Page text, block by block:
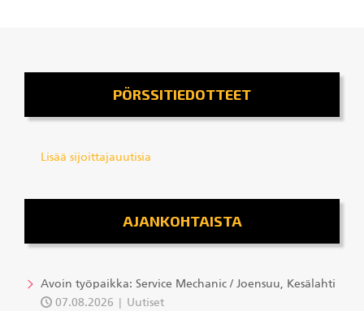
PÖRSSITIEDOTTEET
Lisää sijoittajauutisia
AJANKOHTAISTA
Avoin työpaikka: Service Mechanic / Joensuu, Kesälahti
07.08.2026
Uutiset